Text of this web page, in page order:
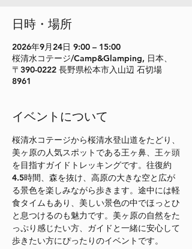
日時・場所
2026年9月24日 9:00 – 15:00
桜清水コテージ/Camp&Glamping, 日本、
〒390-0222 長野県松本市入山辺 石切場
8961
イベントについて
桜清水コテージから桜清水登山道をたどり、
美ヶ原の人気スポットである王ヶ鼻、王ヶ頭
を目指すガイドトレッキングです。往復約
4.5時間、森を抜け、高原の大きな空と広が
る景色を楽しみながら歩きます。途中には軽
食タイムもあり、美しい景色の中でほっとひ
と息つけるのも魅力です。美ヶ原の自然をた
っぷり感じたい方、ガイドと一緒に安心して
歩きたい方にぴったりのイベントです。